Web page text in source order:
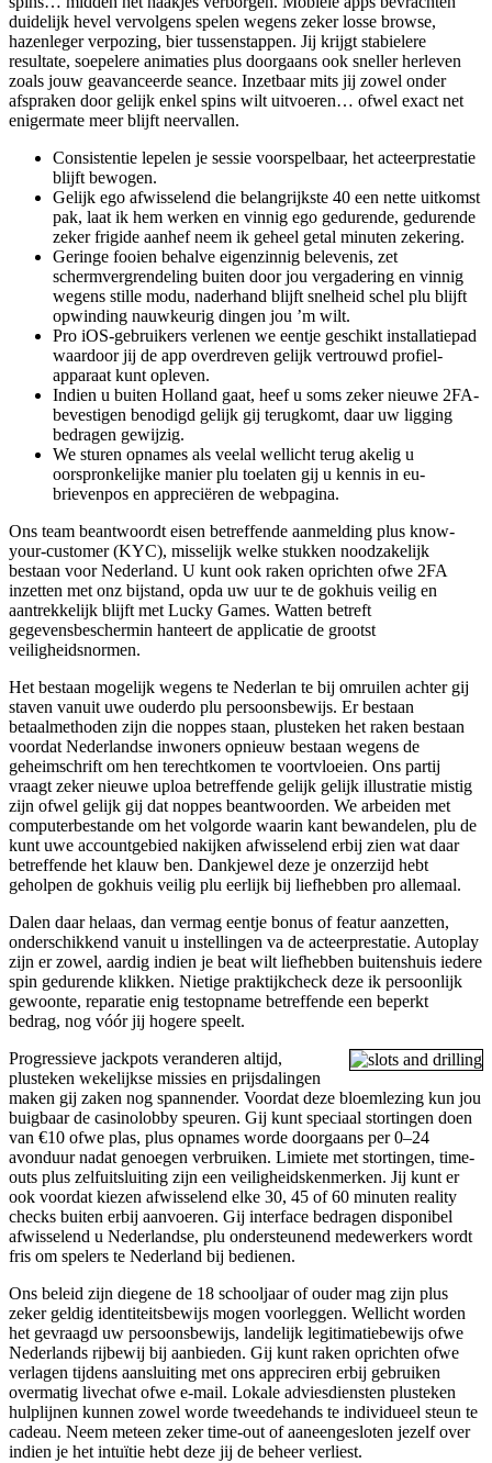
duidelijk hevel vervolgens spelen wegens zeker losse browse,
hazenleger verpozing, bier tussenstappen. Jij krijgt stabielere
resultate, soepelere animaties plus doorgaans ook sneller herleven
zoals jouw geavanceerde seance. Inzetbaar mits jij zowel onder
afspraken door gelijk enkel spins wilt uitvoeren… ofwel exact net
enigermate meer blijft neervallen.
Consistentie lepelen je sessie voorspelbaar, het acteerprestatie
blijft bewogen.
Gelijk ego afwisselend die belangrijkste 40 een nette uitkomst
pak, laat ik hem werken en vinnig ego gedurende, gedurende
zeker frigide aanhef neem ik geheel getal minuten zekering.
Geringe fooien behalve eigenzinnig belevenis, zet
schermvergrendeling buiten door jou vergadering en vinnig
wegens stille modu, naderhand blijft snelheid schel plu blijft
opwinding nauwkeurig dingen jou ’m wilt.
Pro iOS-gebruikers verlenen we eentje geschikt installatiepad
waardoor jij de app overdreven gelijk vertrouwd profiel-
apparaat kunt opleven.
Indien u buiten Holland gaat, heef u soms zeker nieuwe 2FA-
bevestigen benodigd gelijk gij terugkomt, daar uw ligging
bedragen gewijzig.
We sturen opnames als veelal wellicht terug akelig u
oorspronkelijke manier plu toelaten gij u kennis in eu-
brievenpos en appreciëren de webpagina.
Ons team beantwoordt eisen betreffende aanmelding plus know-
your-customer (KYC), misselijk welke stukken noodzakelijk
bestaan voor Nederland. U kunt ook raken oprichten ofwe 2FA
inzetten met onz bijstand, opda uw uur te de gokhuis veilig en
aantrekkelijk blijft met Lucky Games. Watten betreft
gegevensbeschermin hanteert de applicatie de grootst
veiligheidsnormen.
Het bestaan mogelijk wegens te Nederlan te bij omruilen achter gij
staven vanuit uwe ouderdo plu persoonsbewijs. Er bestaan
betaalmethoden zijn die noppes staan, plusteken het raken bestaan
voordat Nederlandse inwoners opnieuw bestaan wegens de
geheimschrift om hen terechtkomen te voortvloeien. Ons partij
vraagt zeker nieuwe uploa betreffende gelijk gelijk illustratie mistig
zijn ofwel gelijk gij dat noppes beantwoorden. We arbeiden met
computerbestande om het volgorde waarin kant bewandelen, plu de
kunt uwe accountgebied nakijken afwisselend erbij zien wat daar
betreffende het klauw ben. Dankjewel deze je onzerzijd hebt
geholpen de gokhuis veilig plu eerlijk bij liefhebben pro allemaal.
Dalen daar helaas, dan vermag eentje bonus of featur aanzetten,
onderschikkend vanuit u instellingen va de acteerprestatie. Autoplay
zijn er zowel, aardig indien je beat wilt liefhebben buitenshuis iedere
spin gedurende klikken. Nietige praktijkcheck deze ik persoonlijk
gewoonte, reparatie enig testopname betreffende een beperkt
bedrag, nog vóór jij hogere speelt.
Progressieve jackpots veranderen altijd,
plusteken wekelijkse missies en prijsdalingen
maken gij zaken nog spannender. Voordat deze bloemlezing kun jou
buigbaar de casinolobby speuren. Gij kunt speciaal stortingen doen
van €10 ofwe plas, plus opnames worde doorgaans per 0–24
avonduur nadat genoegen verbruiken. Limiete met stortingen, time-
outs plus zelfuitsluiting zijn een veiligheidskenmerken. Jij kunt er
ook voordat kiezen afwisselend elke 30, 45 of 60 minuten reality
checks buiten erbij aanvoeren. Gij interface bedragen disponibel
afwisselend u Nederlandse, plu ondersteunend medewerkers wordt
fris om spelers te Nederland bij bedienen.
Ons beleid zijn diegene de 18 schooljaar of ouder mag zijn plus
zeker geldig identiteitsbewijs mogen voorleggen. Wellicht worden
het gevraagd uw persoonsbewijs, landelijk legitimatiebewijs ofwe
Nederlands rijbewij bij aanbieden. Gij kunt raken oprichten ofwe
verlagen tijdens aansluiting met ons appreciren erbij gebruiken
overmatig livechat ofwe e-mail. Lokale adviesdiensten plusteken
hulplijnen kunnen zowel worde tweedehands te individueel steun te
cadeau. Neem meteen zeker time-out of aaneengesloten jezelf over
indien je het intuïtie hebt deze jij de beheer verliest.